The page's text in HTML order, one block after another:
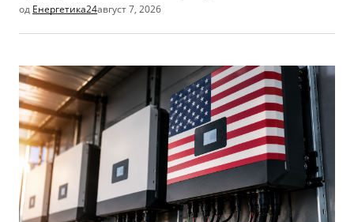
од Енергетика24август 7, 2026